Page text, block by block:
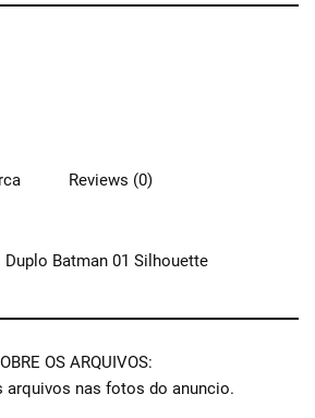
Reviews (0)
Duplo Batman 01 Silhouette
OS ARQUIVOS:
arquivos nas fotos do anuncio.